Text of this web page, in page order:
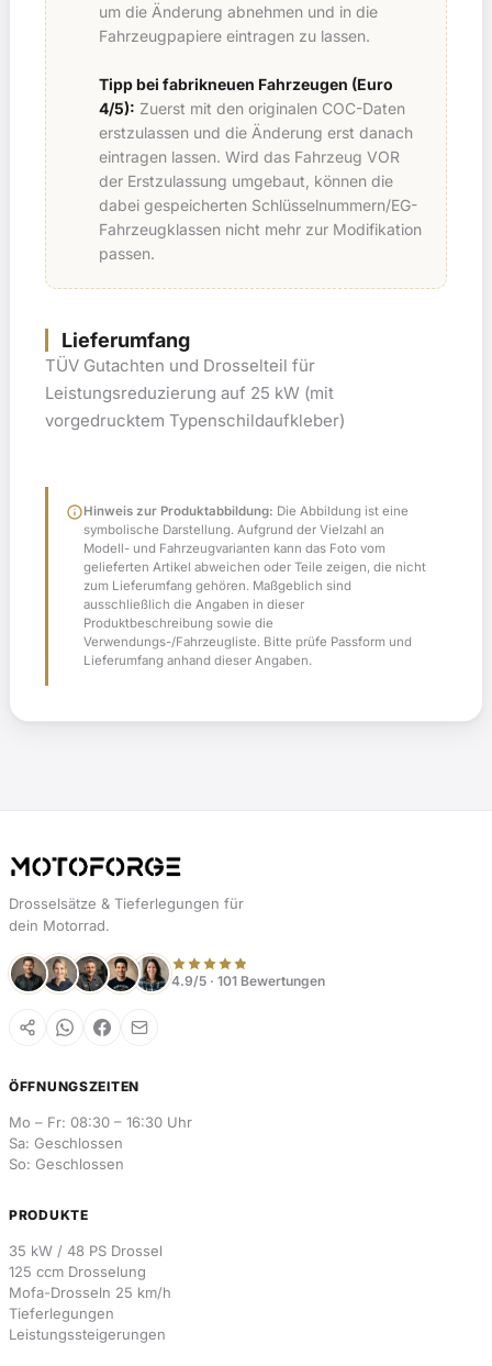
um die Änderung abnehmen und in die
Fahrzeugpapiere eintragen zu lassen.
Tipp bei fabrikneuen Fahrzeugen (Euro
4/5): Zuerst mit den originalen COC-Daten
erstzulassen und die Änderung erst danach
eintragen lassen. Wird das Fahrzeug VOR
der Erstzulassung umgebaut, können die
dabei gespeicherten Schlüsselnummern/EG-
Fahrzeugklassen nicht mehr zur Modifikation
passen.
Lieferumfang
TÜV Gutachten und Drosselteil für
Leistungsreduzierung auf 25 kW (mit
vorgedrucktem Typenschildaufkleber)
infoHinweis zur Produktabbildung: Die Abbildung ist eine
symbolische Darstellung. Aufgrund der Vielzahl an
Modell- und Fahrzeugvarianten kann das Foto vom
gelieferten Artikel abweichen oder Teile zeigen, die nicht
zum Lieferumfang gehören. Maßgeblich sind
ausschließlich die Angaben in dieser
Produktbeschreibung sowie die
Verwendungs-/Fahrzeugliste. Bitte prüfe Passform und
Lieferumfang anhand dieser Angaben.
Drosselsätze & Tieferlegungen für
dein Motorrad.
4.9/5 · 101 Bewertungen
ÖFFNUNGSZEITEN
Mo – Fr: 08:30 – 16:30 Uhr
Sa: Geschlossen
So: Geschlossen
PRODUKTE
35 kW / 48 PS Drossel
125 ccm Drosselung
Mofa-Drosseln 25 km/h
Tieferlegungen
Leistungssteigerungen